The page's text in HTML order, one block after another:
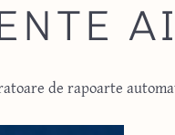
de rapoarte